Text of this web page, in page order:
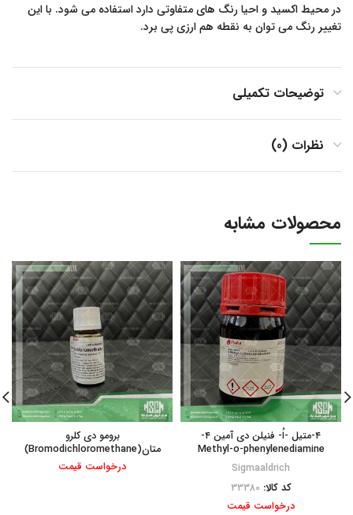
در محیط اکسید و احیا رنگ های متفاوتی دارد استفاده می شود. با این
تغییر رنگ می توان به نقطه هم ارزی پی برد.
توضیحات تکمیلی
نظرات (0)
محصولات مشابه
۴-متیل -اُ- فنیلن دی آمین ۴-
Methyl-o-phenylenediamine
Sigmaaldrich
کد کالا: 33380
درخواست قیمت
برومو دی کلرو
متان(Bromodichloromethane)
درخواست قیمت